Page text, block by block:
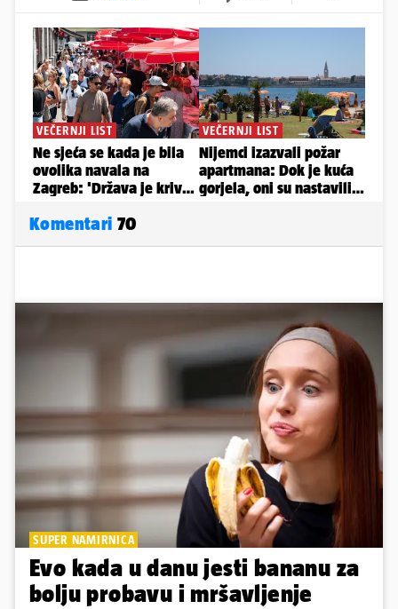
Komentari 70
SUPER NAMIRNICA
Evo kada u danu jesti bananu za
bolju probavu i mršavljenje